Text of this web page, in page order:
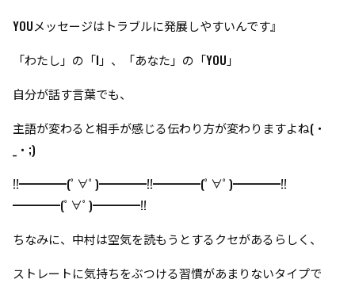
YOUメッセージはトラブルに発展しやすいんです』
「わたし」の「I」、「あなた」の「YOU」
自分が話す言葉でも、
主語が変わると相手が感じる伝わり方が変わりますよね(・
_・;)
!!━━━━(ﾟ∀ﾟ)━━━━!!━━━━(ﾟ∀ﾟ)━━━━!!
━━━━(ﾟ∀ﾟ)━━━━!!
ちなみに、中村は空気を読もうとするクセがあるらしく、
ストレートに気持ちをぶつける習慣があまりないタイプで